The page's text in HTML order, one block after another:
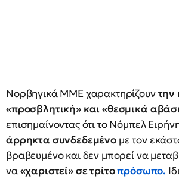
Νορβηγικά ΜΜΕ χαρακτηρίζουντην
«προσβλητική» και «θεσμικά
επισημαίνοντας ότι το Νόμπελ
άρρηκτα συνδεδεμένομε τον
βραβευμένο και δεν μπορεί να
να«χαριστεί» σε τρίτοπρόσωπο.